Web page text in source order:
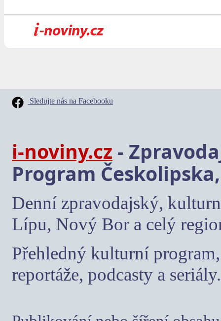
Sledujte nás na Facebooku
i-noviny.cz -
Program
Denní zpravodajský,
Lípu, Nový Bor a celý
Přehledný kulturní
reportáže, podcasty a seriály.